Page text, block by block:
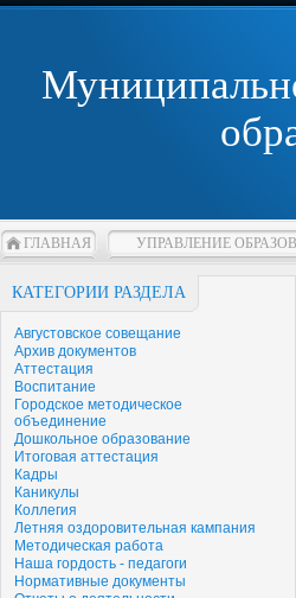
ГЛАВНАЯ УПРАВЛЕНИЕ
КАТЕГОРИИ РАЗДЕЛА
Августовское совещание
Архив документов
Аттестация
Воспитание
Городское методическое
объединение
Дошкольное образование
Итоговая аттестация
Кадры
Каникулы
Коллегия
Летняя оздоровительная кампания
Методическая работа
Наша гордость - педагоги
Нормативные документы